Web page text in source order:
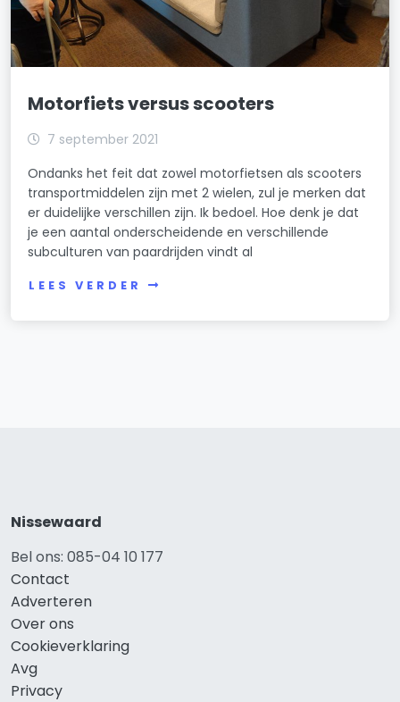
Motorfiets versus scooters
7 september 2021
Ondanks het feit dat zowel motorfietsen als scooters
transportmiddelen zijn met 2 wielen, zul je merken dat
er duidelijke verschillen zijn. Ik bedoel. Hoe denk je dat
je een aantal onderscheidende en verschillende
subculturen van paardrijden vindt al
LEES VERDER
Nissewaard
Bel ons: 085-04 10 177
Contact
Adverteren
Over ons
Cookieverklaring
Avg
Privacy